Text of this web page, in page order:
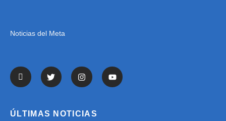
Noticias del Meta
ÚLTIMAS NOTICIAS